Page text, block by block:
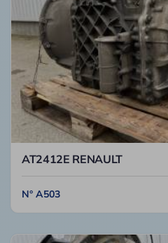
AT2412E RENAULT
N° A503